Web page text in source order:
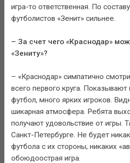
игра-то ответственная. По
футболистов «Зенит» сильнее.
– За счет чего «Краснодар»
«Зениту»?
– «Краснодар» симпатично
всего первого круга.
футбол, много ярких игроков.
шикарная атмосфера. Ребята
получают удовольствие от игры.
Санкт-Петербурге. Не будет
футбола с их стороны, никаких
обоюдоострая игра.